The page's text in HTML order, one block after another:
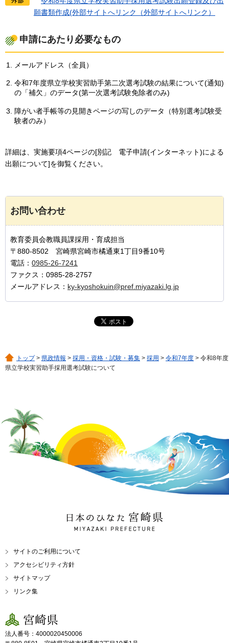
願書類作成(外部サイトへリンク（外部サイトへリンク）
申請にあたり必要なもの
メールアドレス（全員）
令和7年度県立学校実習助手第二次選考試験の結果について(通知)
の「補欠」のデータ(第一次選考試験免除者のみ)
障がい者手帳等の見開きページの写しのデータ（特別選考試験受
験者のみ）
詳細は、実施要項4ページの[別記 電子申請(インターネット)による
出願について]を御覧ください。
お問い合わせ
教育委員会教職員課採用・育成担当
〒880-8502 宮崎県宮崎市橘通東1丁目9番10号
電話： 0985-26-7241
ファクス：0985-28-2757
メールアドレス： ky-kyoshokuin@pref.miyazaki.lg.jp
トップ> 県政情報 > 採用・資格・試験・募集 > 採用 > 令和7年度 > 令和8年度
県立学校実習助手採用選考試験について
日本のひなた 宮崎県
MIYAZAKI PREFECTURE
サイトのご利用について
アクセシビリティ方針
サイトマップ
リンク集
宮崎県
法人番号：4000020450006